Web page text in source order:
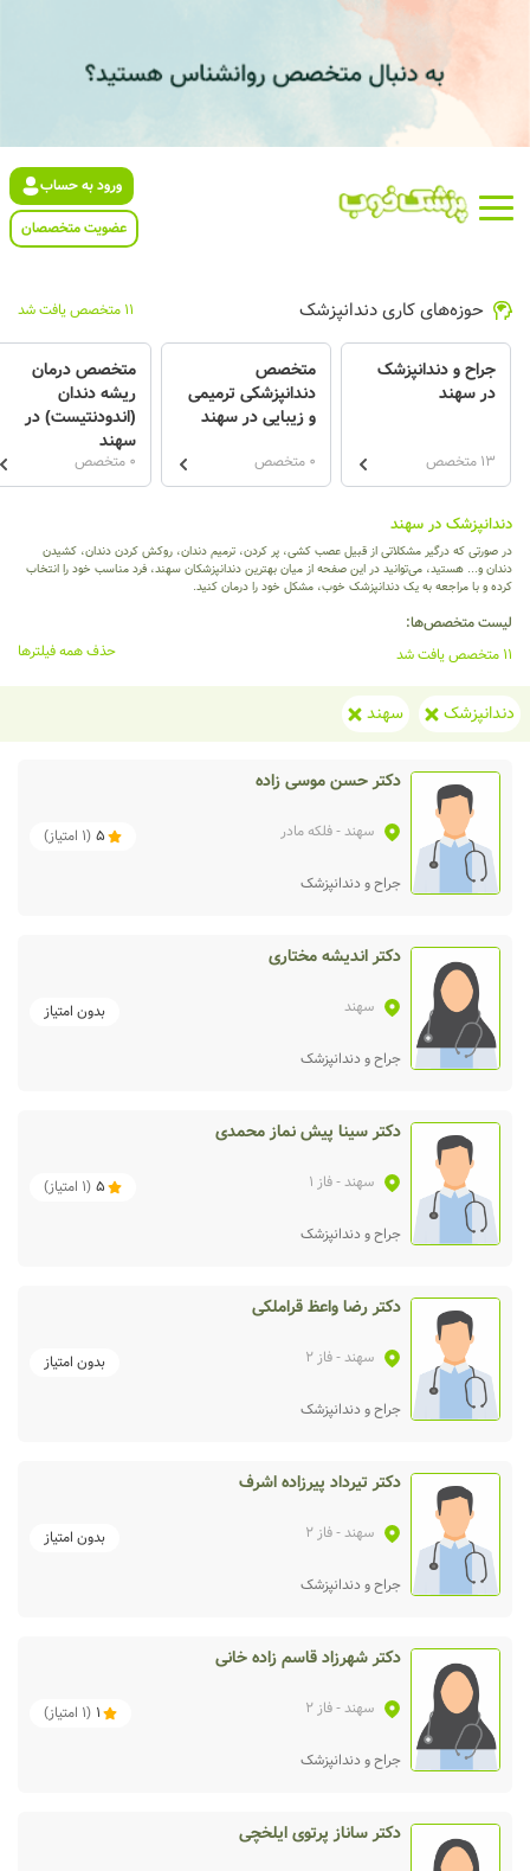
ورود به حساب
عضویت متخصصان
حوزه‌های کاری دندانپزشک 11 متخصص یافت شد
جراح و دندانپزشک
در سهند
13 متخصص
متخصص
دندانپزشکی ترمیمی
و زیبایی در سهند
0 متخصص
متخصص درمان
ریشه دندان
(اندودنتیست) در
سهند
0 متخصص
دندانپزشک در سهند
در صورتی که درگیر مشکلاتی از قبیل عصب کشی، پر کردن، ترمیم دندان، روکش کردن دندان، کشیدن
دندان و... هستید، می‌توانید در این صفحه از میان بهترین دندانپزشکان سهند، فرد مناسب خود را انتخاب
کرده و با مراجعه به یک دندانپزشک خوب، مشکل خود را درمان کنید.
لیست متخصص‌ها:
11 متخصص یافت شد
حذف همه فیلترها
دندانپزشک سهند
دکتر حسن موسی زاده
سهند- فلکه مادر 5
(
1 امتیاز)
جراح و دندانپزشک
دکتر اندیشه مختاری
سهند بدون امتیاز
جراح و دندانپزشک
دکتر سینا پیش نماز محمدی
سهند- فاز 1 5
(
1 امتیاز)
جراح و دندانپزشک
دکتر رضا واعظ قراملکی
سهند- فاز 2 بدون امتیاز
جراح و دندانپزشک
دکتر تیرداد پیرزاده اشرف
سهند- فاز 2 بدون امتیاز
جراح و دندانپزشک
دکتر شهرزاد قاسم زاده خانی
سهند- فاز 2 1
(
1 امتیاز)
جراح و دندانپزشک
دکتر ساناز پرتوی ایلخچی